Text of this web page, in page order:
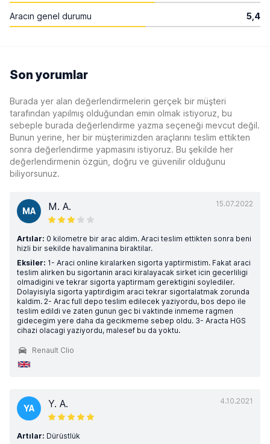
Aracın genel durumu 5,4
Son yorumlar
Burada yer alan değerlendirmelerin gerçek bir müşteri
tarafından yapılmış olduğundan emin olmak istiyoruz, bu
sebeple burada değerlendirme yazma seçeneği mevcut değil.
Bunun yerine, her bir müşterimizden araçlarını teslim ettikten
sonra değerlendirme yapmasını istiyoruz. Bu şekilde her
değerlendirmenin özgün, doğru ve güvenilir olduğunu
biliyorsunuz.
15.07.2022
MA M. A.
Artılar: 0 kilometre bir arac aldim. Araci teslim ettikten sonra beni
hizli bir sekilde havalimanina biraktilar.
Eksiler: 1- Araci online kiralarken sigorta yaptirmistim. Fakat araci
teslim alirken bu sigortanin araci kiralayacak sirket icin gecerliligi
olmadigini ve tekrar sigorta yaptirmam gerektigini soylediler.
Dolayisiyla sigorta yaptirdigim araci tekrar sigortalatmak zorunda
kaldim. 2- Arac full depo teslim edilecek yaziyordu, bos depo ile
teslim edildi ve zaten gunun gec bi vaktinde inmeme ragmen
gidecegim yere daha da gecikmeme sebep oldu. 3- Aracta HGS
cihazi olacagi yaziyordu, malesef bu da yoktu.
Renault Clio
4.10.2021
YA Y. A.
Artılar: Dürüstlük